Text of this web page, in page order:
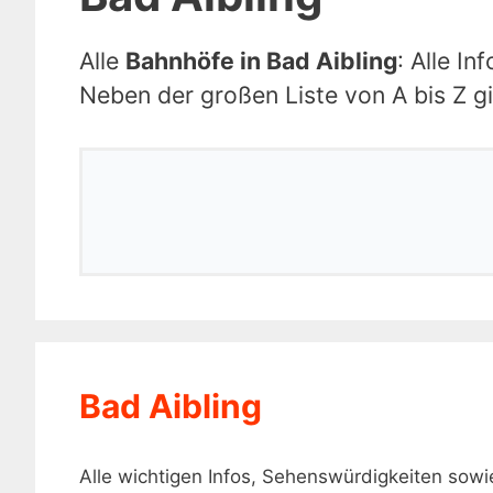
Alle Bahnhöfe in Bad Aibling: Alle
Neben der großen Liste von A bis Z
Bad Aibling
Alle wichtigen Infos, Sehenswürdigkeiten